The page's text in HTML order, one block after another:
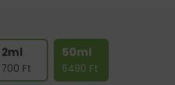
2ml
700 Ft
50ml
6490 Ft